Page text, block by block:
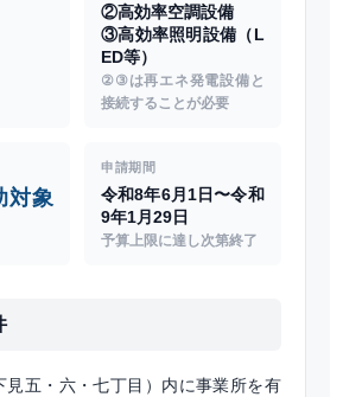
②高効率空調設備
③高効率照明設備（L
ED等）
②③は再エネ発電設備と
接続することが必要
対象
申請期間
令和8年6月1日〜令和
9年1月29日
予算上限に達し次第終了
見五・六・七丁目）内に事業所を有